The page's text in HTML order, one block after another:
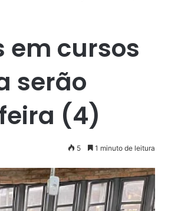
em cursos
serão
(4)
5 1 minuto de leitura